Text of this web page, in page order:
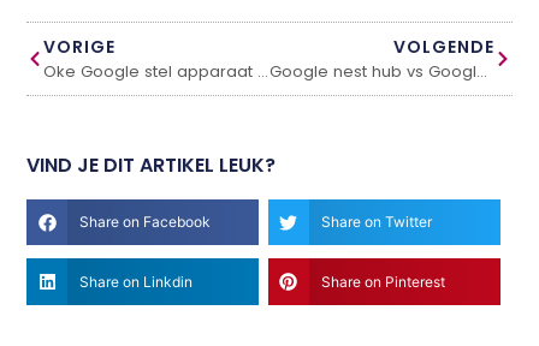
VORIGE
Oke Google stel apparaat in
VOLGENDE
Google nest hub vs Google nest hub 2
VIND JE DIT ARTIKEL LEUK?
Share on Facebook Share on Twitter
Share on Linkdin Share on Pinterest